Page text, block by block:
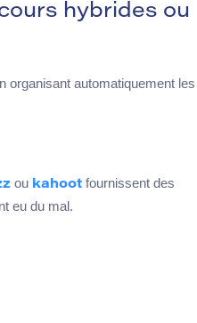
hybrides ou
organisant automatiquement les
ou kahoot fournissent des
eu du mal.